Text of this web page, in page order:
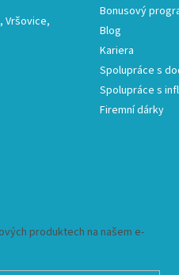
Vršovice,
Bonusový
Blog
Kariera
Spolupráce s
Spolupráce s
Firemní dárky
produktech na našem e-